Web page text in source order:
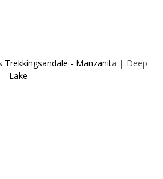
Trekkingsandale - Manzanita | Deep
Lake